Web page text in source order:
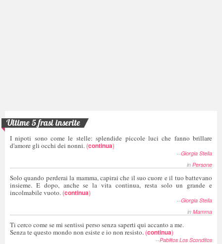
Ultime 5 frasi inserite
I nipoti sono come le stelle: splendide piccole luci che fanno brillare
d'amore gli occhi dei nonni. (continua)
--Giorgia Stella
in Persone
Solo quando perderai la mamma, capirai che il suo cuore e il tuo battevano
insieme. E dopo, anche se la vita continua, resta solo un grande e
incolmabile vuoto. (continua)
--Giorgia Stella
in Mamma
Ti cerco come se mi sentissi perso senza saperti qui accanto a me.
Senza te questo mondo non esiste e io non resisto. (continua)
--Pablitos Los Sconditos